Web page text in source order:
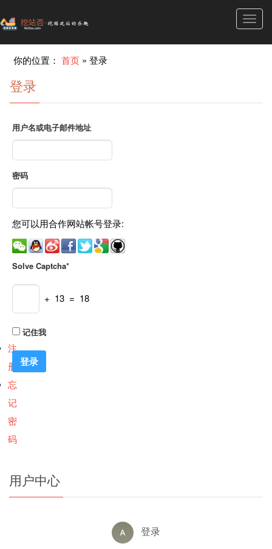
你的位置：首页 »登录
登录
用户名或电子邮件地址
密码
您可以用合作网站帐号登录:
Solve Captcha*
+ 13 = 18
记住我
注
册
忘
记
密
码
用户中心
登录